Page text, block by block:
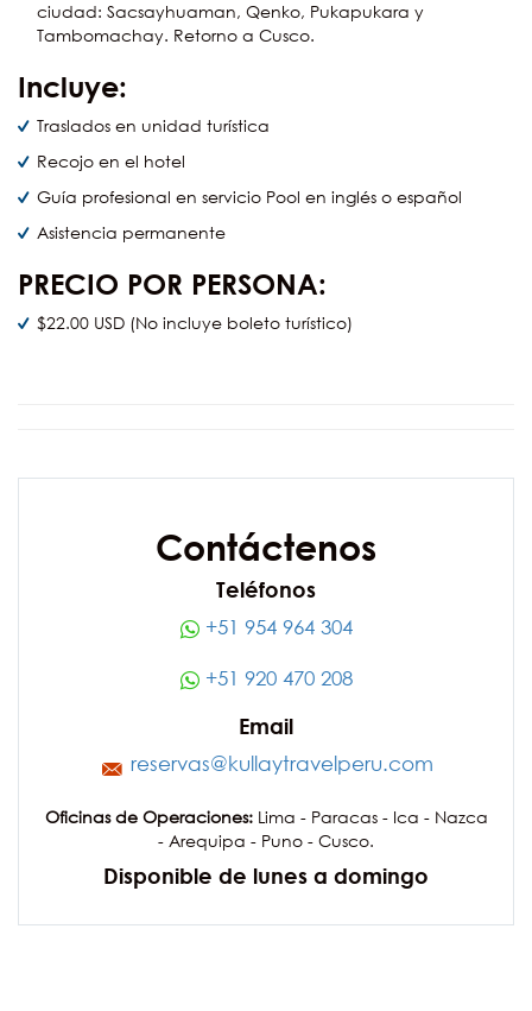
ciudad: Sacsayhuaman, Qenko, Pukapukara y
Tambomachay. Retorno a Cusco.
Incluye:
Traslados en unidad turística
Recojo en el hotel
Guía profesional en servicio Pool en inglés o español
Asistencia permanente
PRECIO POR PERSONA:
$22.00 USD (No incluye boleto turístico)
Contáctenos
Teléfonos
+51 954 964 304
+51 920 470 208
Email
reservas@kullaytravelperu.com
Oficinas de Operaciones:Lima - Paracas - Ica - Nazca
- Arequipa - Puno - Cusco.
Disponible de lunes a domingo